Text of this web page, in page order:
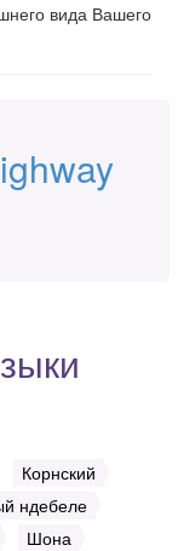
вида Вашего
Корнский
ндебеле
Шона